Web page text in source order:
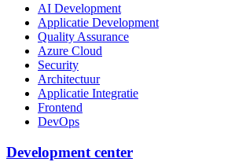
AI Development
Applicatie Development
Quality Assurance
Azure Cloud
Security
Architectuur
Applicatie Integratie
Frontend
DevOps
Development center